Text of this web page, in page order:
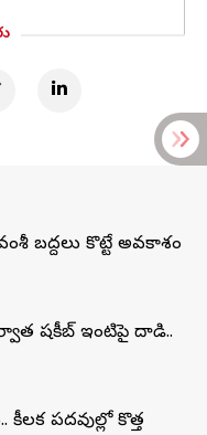
బద్దలు కొట్టే అవకాశం
షకీబ్‌ ఇంటిపై దాడి..
పదవుల్లో కొత్త